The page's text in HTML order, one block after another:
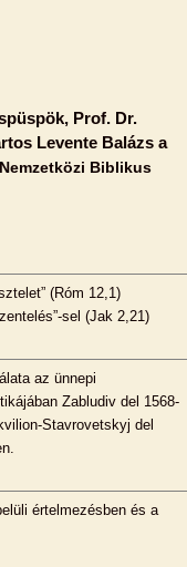
Prof. Dr.
Levente Balázs a
Biblikus
(Róm 12,1)
sel (Jak 2,21)
az ünnepi
Zabludiv del 1568-
Stavrovetskyj del
értelmezésben és a